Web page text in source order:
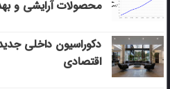
محصولات آرایشی و
دکوراسیون داخلی
اقتصادی